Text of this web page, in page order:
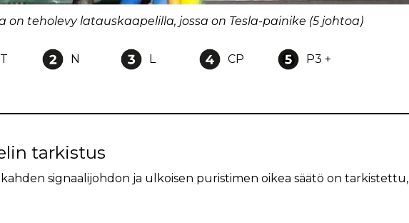
on teholevy latauskaapelilla, jossa on Tesla-painike (5 johtoa)
N L CP P3 +
tarkistus
signaalijohdon ja ulkoisen puristimen oikea säätö on tarkistettu,